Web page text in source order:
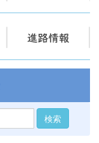
検索